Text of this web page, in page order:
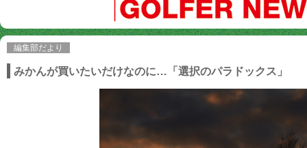
編集部だより
みかんが買いたいだけなのに…「選択のパラドックス」